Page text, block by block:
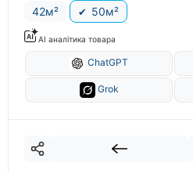
42м² 50м²
AI аналітика товара
ChatGPT
Grok